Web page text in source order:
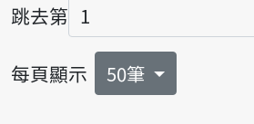
跳去第
頁碼
每頁顯示 50筆